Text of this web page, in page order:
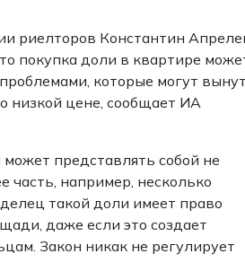
риелторов Константин
покупка доли в квартире
которые могут
низкой цене, сообщает ИА
представлять собой не
часть, например, несколько
такой доли имеет право
даже если это создает
Закон никак не регулирует